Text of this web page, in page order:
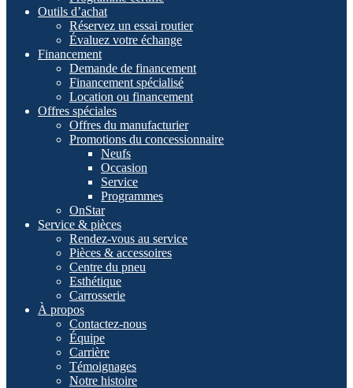
Outils d’achat
Réservez un essai routier
Évaluez votre échange
Financement
Demande de financement
Financement spécialisé
Location ou financement
Offres spéciales
Offres du manufacturier
Promotions du concessionnaire
Neufs
Occasion
Service
Programmes
OnStar
Service & pièces
Rendez-vous au service
Pièces & accessoires
Centre du pneu
Esthétique
Carrosserie
À propos
Contactez-nous
Équipe
Carrière
Témoignages
Notre histoire